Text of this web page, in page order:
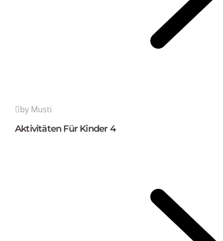
by Musti
Aktivitäten Für Kinder 4